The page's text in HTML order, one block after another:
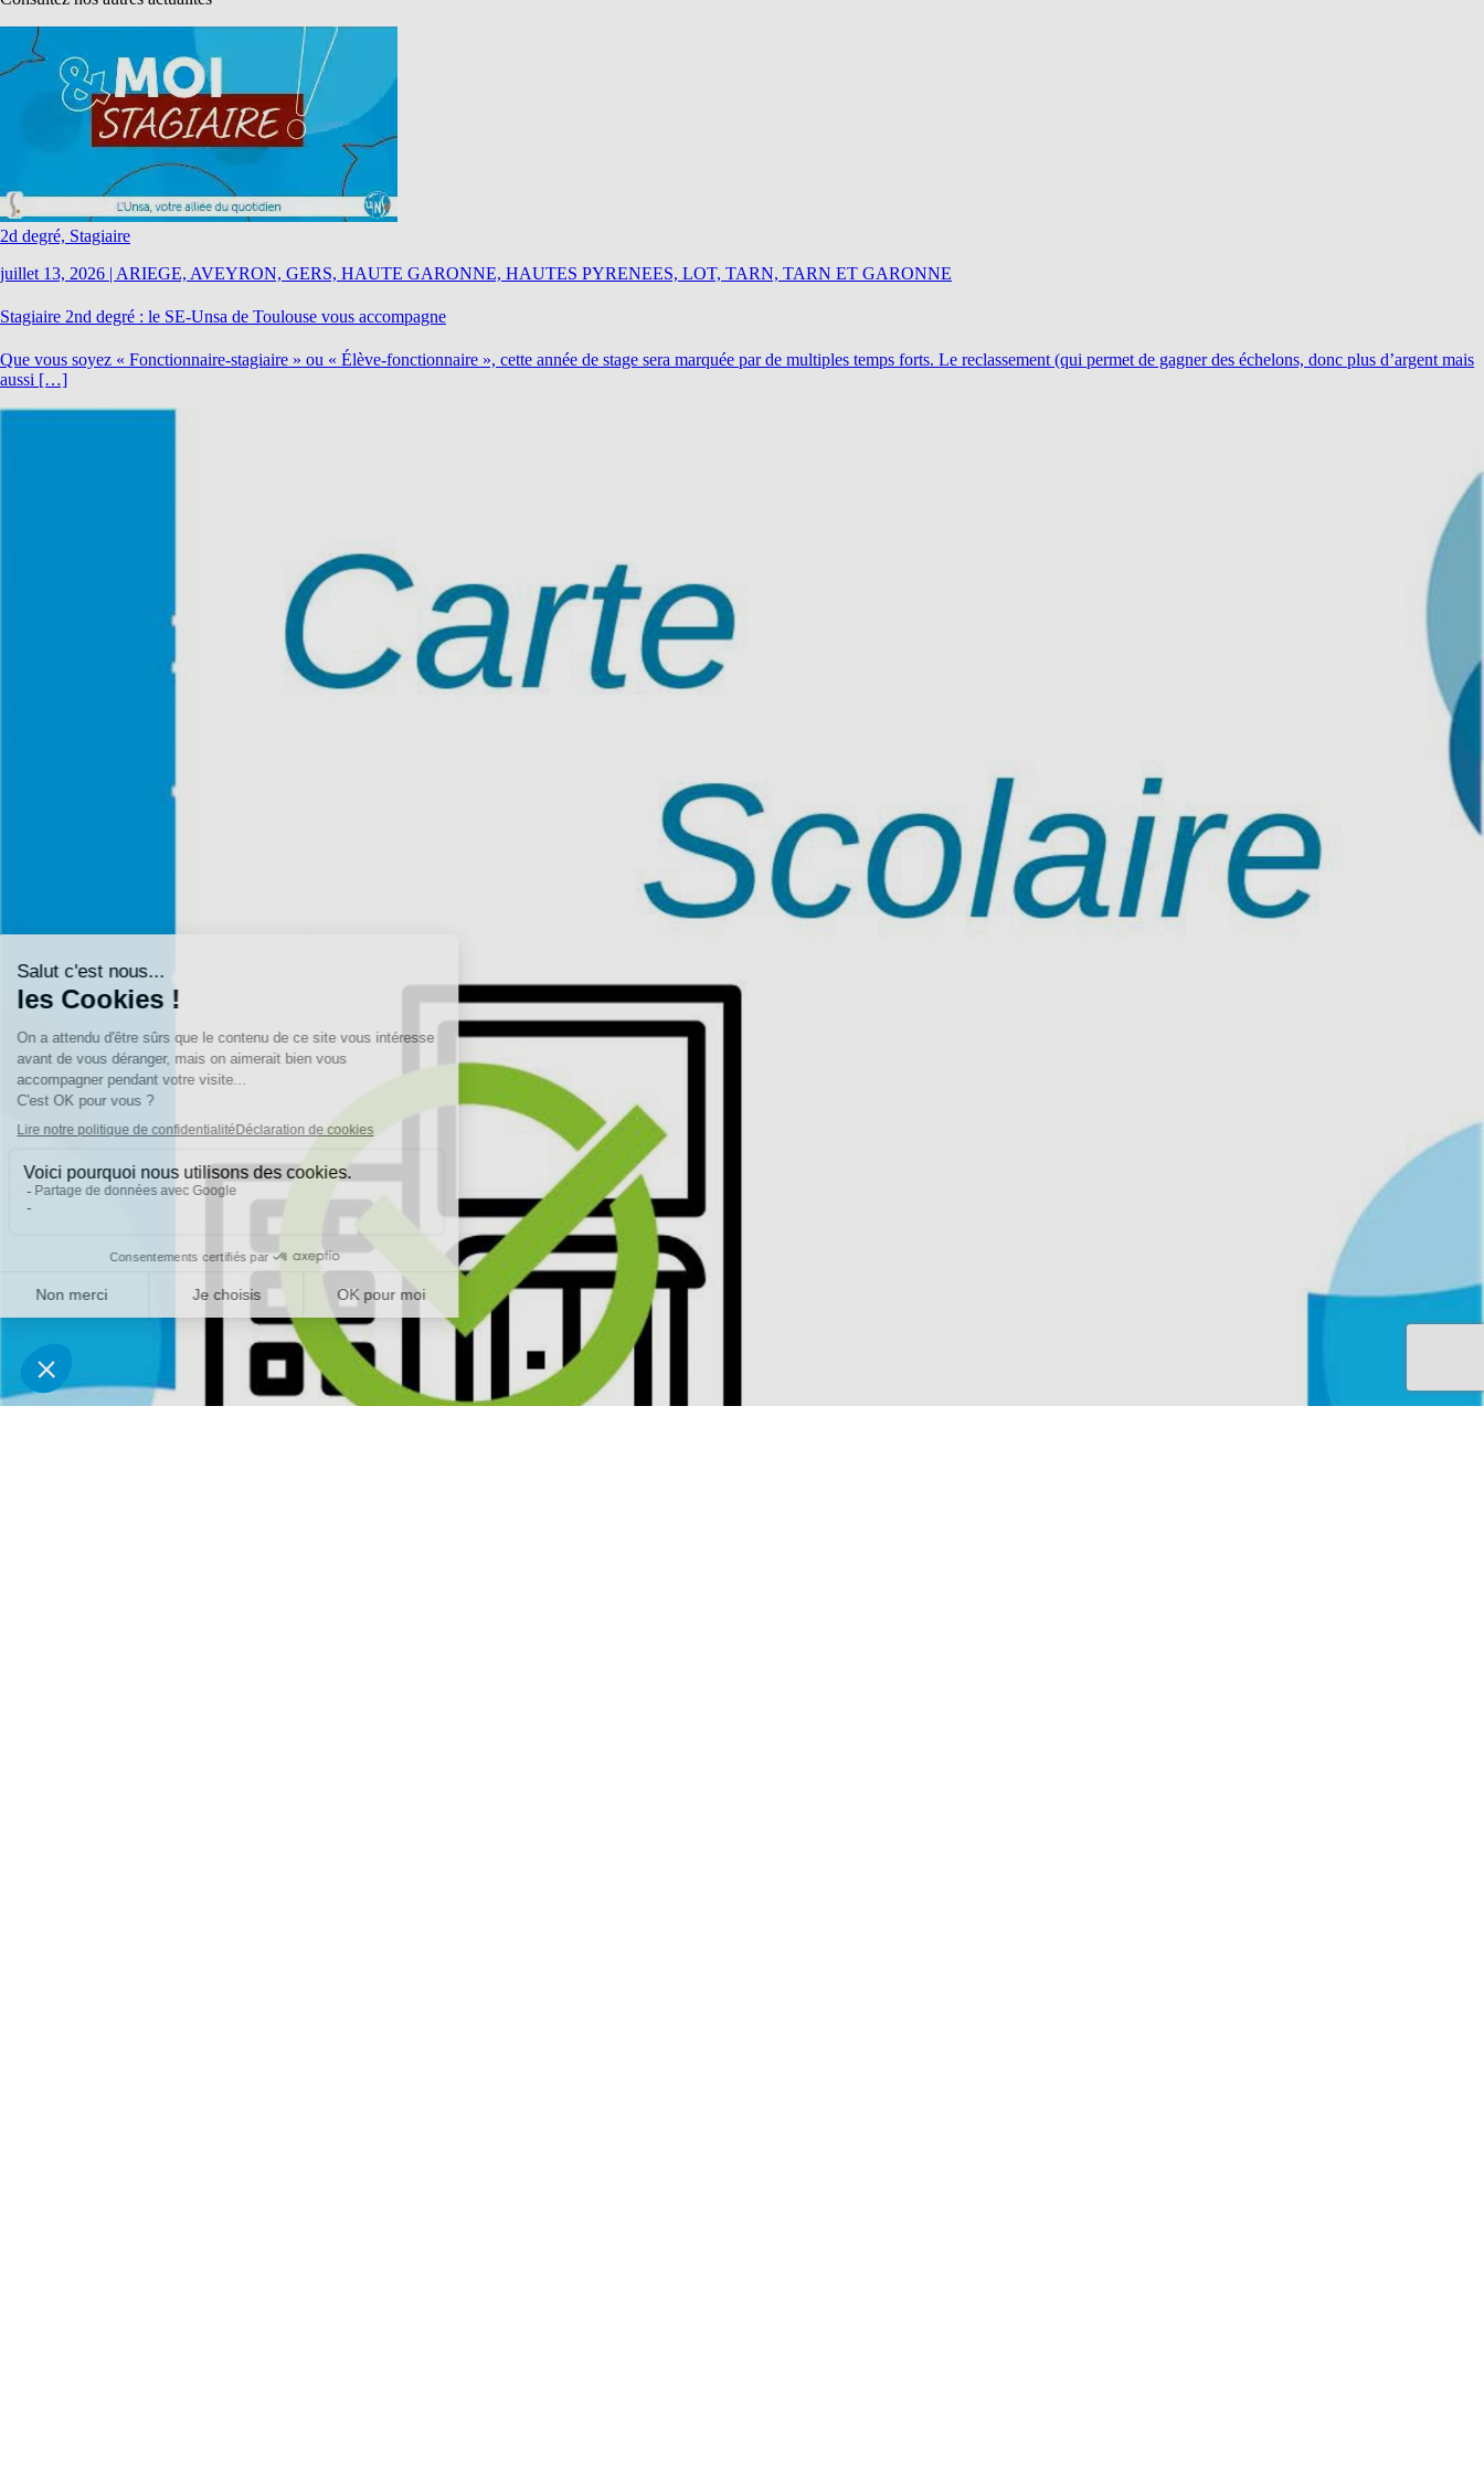
2d degré, Stagiaire
juillet 13, 2026 | ARIEGE, AVEYRON, GERS, HAUTE GARONNE, HAUTES PYRENEES, LOT, TARN, TARN ET GARONNE
Stagiaire 2nd degré : le SE-Unsa de Toulouse vous accompagne
Que vous soyez « Fonctionnaire-stagiaire » ou « Élève-fonctionnaire », cette année de stage sera marquée par de multiples temps forts. Le reclassement (qui permet de gagner des échelons, donc plus d’argent mais
aussi […]